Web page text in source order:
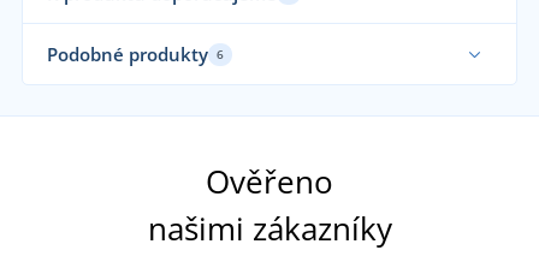
Podobné produkty 6
Ověřeno
našimi zákazníky